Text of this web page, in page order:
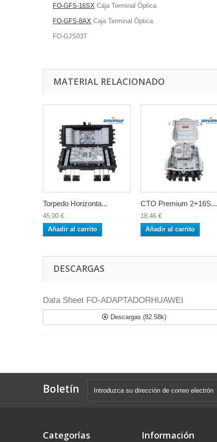
FO-GFS-16SX Caja Terminal Óptica.
FO-GFS-8AX Caja Terminal Óptica.
FO-GJS03T
MATERIAL RELACIONADO
Torpedo Horizonta...
45,00 €
Añadir al carrito
CTO Premium 2+16S...
18,46 €
Añadir al carrito
DESCARGAS
Data Sheet FO-ADAPTADORHUAWEI
Descargas (82.58k)
Boletín
Categorías Información